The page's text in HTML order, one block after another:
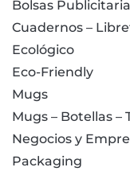
Bolsas
Cuadernos –
Ecológico
Eco-Friendly
Mugs
Mugs – Botellas –
Negocios y
Packaging